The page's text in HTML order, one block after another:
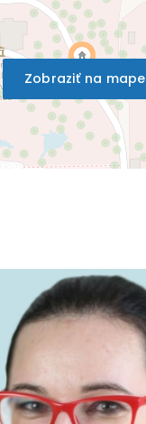
Zobraziť na mape